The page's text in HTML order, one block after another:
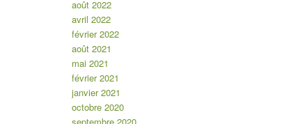
août 2022
avril 2022
février 2022
août 2021
mai 2021
février 2021
janvier 2021
octobre 2020